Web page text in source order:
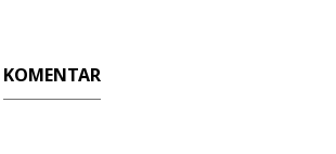
KOMENTAR